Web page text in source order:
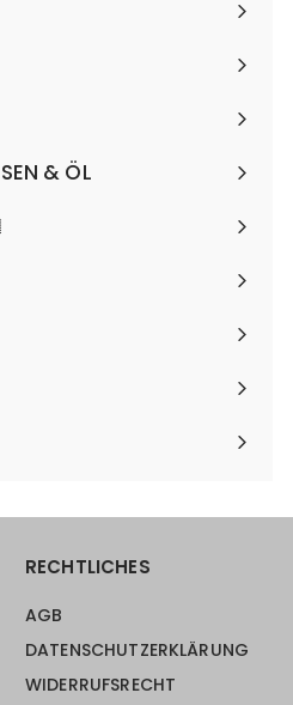
& ÖL
RECHTLICHES
AGB
DATENSCHUTZERKLÄRUNG
WIDERRUFSRECHT